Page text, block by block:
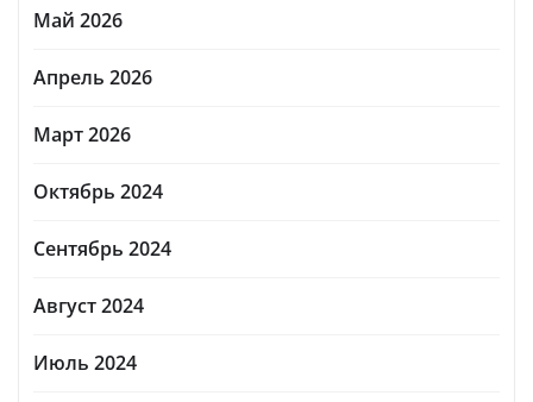
Май 2026
Апрель 2026
Март 2026
Октябрь 2024
Сентябрь 2024
Август 2024
Июль 2024